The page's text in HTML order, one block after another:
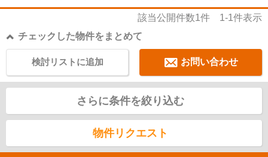
該当公開件数1件 1-1件表示
チェックした物件をまとめて
お問い合わせ
検討リストに追加
さらに条件を絞り込む
物件リクエスト